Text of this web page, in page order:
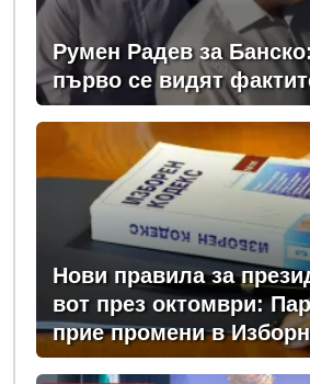
Румен Радев за
първо се видят
Нови правила за
вот през октомври:
прие промени в